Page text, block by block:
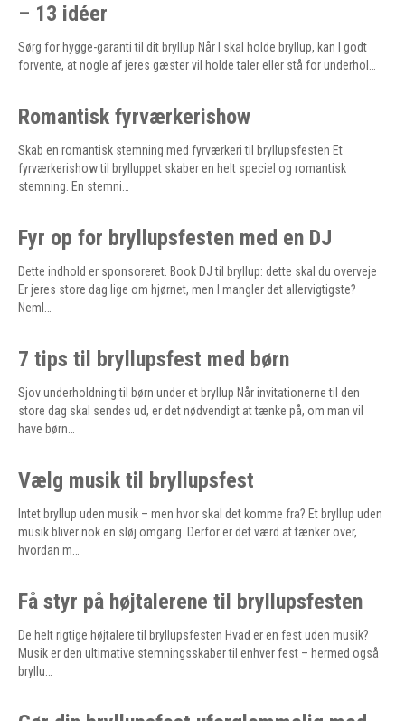
– 13 idéer
Sørg for hygge-garanti til dit bryllup Når I skal holde bryllup, kan I godt
forvente, at nogle af jeres gæster vil holde taler eller stå for underhol…
Romantisk fyrværkerishow
Skab en romantisk stemning med fyrværkeri til bryllupsfesten Et
fyrværkerishow til brylluppet skaber en helt speciel og romantisk
stemning. En stemni…
Fyr op for bryllupsfesten med en DJ
Dette indhold er sponsoreret. Book DJ til bryllup: dette skal du overveje
Er jeres store dag lige om hjørnet, men I mangler det allervigtigste?
Neml…
7 tips til bryllupsfest med børn
Sjov underholdning til børn under et bryllup Når invitationerne til den
store dag skal sendes ud, er det nødvendigt at tænke på, om man vil
have børn…
Vælg musik til bryllupsfest
Intet bryllup uden musik – men hvor skal det komme fra? Et bryllup uden
musik bliver nok en sløj omgang. Derfor er det værd at tænker over,
hvordan m…
Få styr på højtalerene til bryllupsfesten
De helt rigtige højtalere til bryllupsfesten Hvad er en fest uden musik?
Musik er den ultimative stemningsskaber til enhver fest – hermed også
bryllu…